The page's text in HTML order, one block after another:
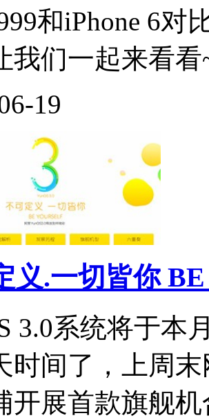
和iPhone 6对
我们一起来看看
19
义.一切皆你
3.0系统将于本
时间了，上周
开展首款旗舰